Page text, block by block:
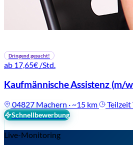
Dringend gesucht!
ab 17,65€ /Std.
Kaufmännische Assistenz (m/
04827 Machern · ~15 km
Schnellbewerbung
Live-Monitoring